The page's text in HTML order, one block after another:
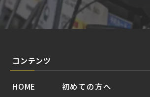
コンテンツ
HOME
初めての方へ